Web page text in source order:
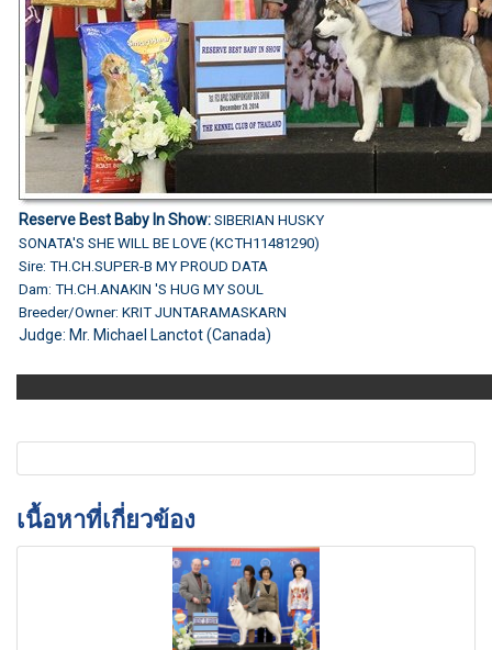
Reserve Best Baby In Show: SIBERIAN HUSKY
SONATA'S SHE WILL BE LOVE (KCTH11481290)
Sire: TH.CH.SUPER-B MY PROUD DATA
Dam: TH.CH.ANAKIN 'S HUG MY SOUL
Breeder/Owner: KRIT JUNTARAMASKARN
Judge: Mr. Michael Lanctot (Canada)
เนื้อหาที่เกี่ยวข้อง